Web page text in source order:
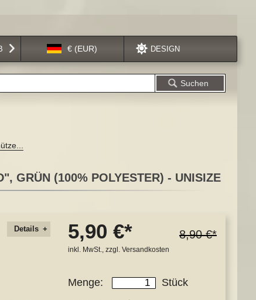
Sprache € (EUR) DESIGN
Suchen
GRÜN (100% POLYESTER) - UNISIZE
Details 5,90 € 8,90 €
inkl. MwSt., zzgl.Versandkosten
Menge Stück